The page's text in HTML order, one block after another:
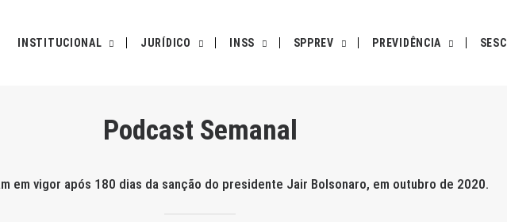
INSTITUCIONAL JURÍDICO INSS SPPREV PREVIDÊNCIA SESC
Podcast Semanal
em vigor após 180 dias da sanção do presidente Jair Bolsonaro, em outubro de 2020.